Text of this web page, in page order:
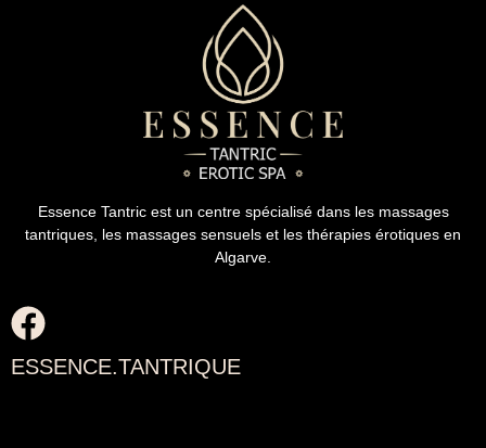
Essence Tantric est un centre spécialisé dans les massages
tantriques, les massages sensuels et les thérapies érotiques en
Algarve.
ESSENCE.TANTRIQUE